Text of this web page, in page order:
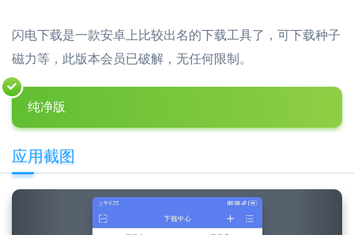
闪电下载是一款安卓上比较出名的下载工具了，可下载种子
磁力等，此版本会员已破解，无任何限制。
纯净版
应用截图
Previous Next